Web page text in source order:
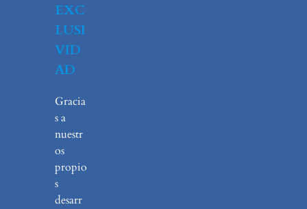
EXC
LUSI
VID
AD
Gracia
s a
nuestr
os
propio
s
desarr